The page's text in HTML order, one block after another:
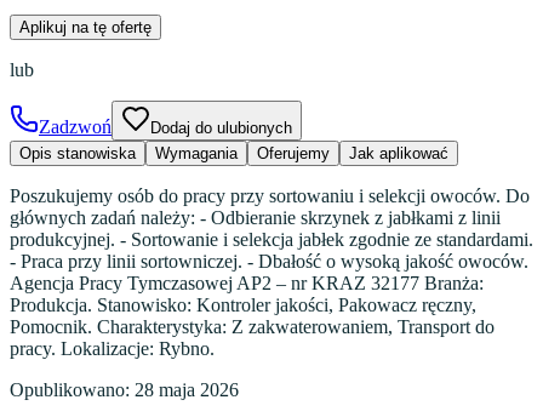
Aplikuj na tę ofertę
lub
Zadzwoń
Dodaj do ulubionych
Opis stanowiska
Wymagania Oferujemy Jak aplikować
Poszukujemy osób do pracy przy sortowaniu i selekcji owoców. Do
głównych zadań należy: - Odbieranie skrzynek z jabłkami z linii
produkcyjnej. - Sortowanie i selekcja jabłek zgodnie ze standardami.
- Praca przy linii sortowniczej. - Dbałość o wysoką jakość owoców.
Agencja Pracy Tymczasowej AP2 – nr KRAZ 32177 Branża:
Produkcja. Stanowisko: Kontroler jakości, Pakowacz ręczny,
Pomocnik. Charakterystyka: Z zakwaterowaniem, Transport do
pracy. Lokalizacje: Rybno.
Opublikowano: 28 maja 2026